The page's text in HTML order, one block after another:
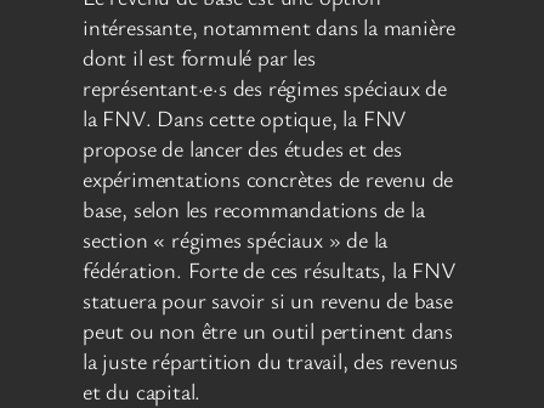
intéressante, notamment dans la manière
dont il est formulé par les
représentant·e·s des régimes spéciaux de
la FNV. Dans cette optique, la FNV
propose de lancer des études et des
expérimentations concrètes de revenu de
base, selon les recommandations de la
section « régimes spéciaux » de la
fédération. Forte de ces résultats, la FNV
statuera pour savoir si un revenu de base
peut ou non être un outil pertinent dans
la juste répartition du travail, des revenus
et du capital.